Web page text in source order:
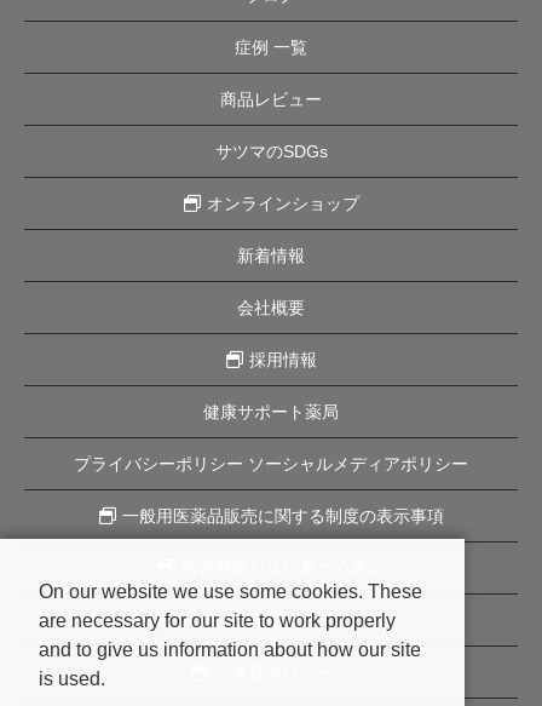
症例 一覧
商品レビュー
サツマのSDGs
オンラインショップ
新着情報
会社概要
採用情報
健康サポート薬局
プライバシーポリシー ソーシャルメディアポリシー
一般用医薬品販売に関する制度の表示事項
企業理念
On our website we use some cookies. These
are necessary for our site to work properly
and to give us information about how our site
is used.